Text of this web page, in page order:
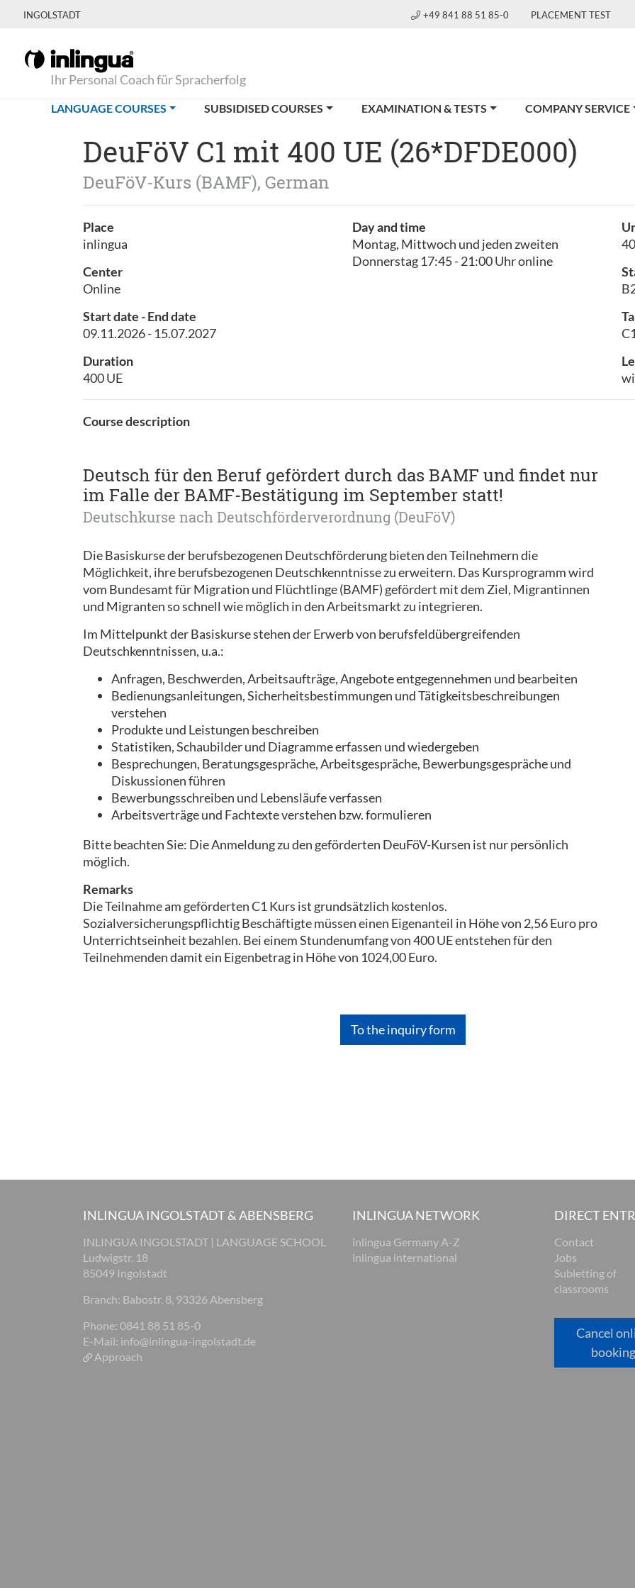
INGOLSTADT +49 841 88 51 85-0 PLACEMENT TEST
Ihr Personal Coach für Spracherfolg
LANGUAGE COURSES(CURRENT)SUBSIDISED COURSES EXAMINATION & TESTS COMPANY SERVICE
DeuFöV C1 mit 400 UE (26*DFDE000)
DeuFöV-Kurs (BAMF), German
Place
inlingua
Center
Online
Start date - End date
09.11.2026 - 15.07.2027
Duration
400 UE
Day and time
Montag, Mittwoch und jeden zweiten
Donnerstag 17:45 - 21:00 Uhr online
Course description
Deutsch für den Beruf gefördert durch das BAMF und findet nur
im Falle der BAMF-Bestätigung im September statt!
Deutschkurse nach Deutschförderverordnung (DeuFöV)
Die Basiskurse der berufsbezogenen Deutschförderung bieten den Teilnehmern die
Möglichkeit, ihre berufsbezogenen Deutschkenntnisse zu erweitern. Das Kursprogramm wird
vom Bundesamt für Migration und Flüchtlinge (BAMF) gefördert mit dem Ziel, Migrantinnen
und Migranten so schnell wie möglich in den Arbeitsmarkt zu integrieren.
Im Mittelpunkt der Basiskurse stehen der Erwerb von berufsfeldübergreifenden
Deutschkenntnissen, u.a.:
Anfragen, Beschwerden, Arbeitsaufträge, Angebote entgegennehmen und bearbeiten
Bedienungsanleitungen, Sicherheitsbestimmungen und Tätigkeitsbeschreibungen
verstehen
Produkte und Leistungen beschreiben
Statistiken, Schaubilder und Diagramme erfassen und wiedergeben
Besprechungen, Beratungsgespräche, Arbeitsgespräche, Bewerbungsgespräche und
Diskussionen führen
Bewerbungsschreiben und Lebensläufe verfassen
Arbeitsverträge und Fachtexte verstehen bzw. formulieren
Bitte beachten Sie: Die Anmeldung zu den geförderten DeuFöV-Kursen ist nur persönlich
möglich.
Remarks
Die Teilnahme am geförderten C1 Kurs ist grundsätzlich kostenlos.
Sozialversicherungspflichtig Beschäftigte müssen einen Eigenanteil in Höhe von 2,56 Euro pro
Unterrichtseinheit bezahlen. Bei einem Stundenumfang von 400 UE entstehen für den
Teilnehmenden damit ein Eigenbetrag in Höhe von 1024,00 Euro.
To the inquiry form
INLINGUA INGOLSTADT & ABENSBERG
INLINGUA INGOLSTADT | LANGUAGE SCHOOL
Ludwigstr. 18
85049 Ingolstadt
Branch: Babostr. 8, 93326 Abensberg
Phone: 0841 88 51 85-0
E-Mail: info@inlingua-ingolstadt.de
Approach
INLINGUA NETWORK
inlingua Germany A-Z
inlingua international
DIRECT
Contact
Jobs
Subletting of
classrooms
Cancel